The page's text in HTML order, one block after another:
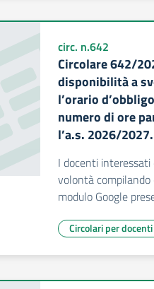
circ. n.642
Circolare 642/
disponibilità a
l’orario
numero di ore
l’a.s. 2026/2027.
I docenti
volontà
modulo Google
Circolari per